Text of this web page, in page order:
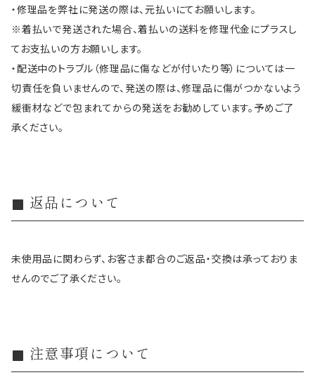
・修理品を弊社に発送の際は、元払いにてお願いします。
※着払いで発送された場合、着払いの送料を修理代金にプラスし
てお支払いの方お願いします。
・配送中のトラブル（修理品に傷などが付いたり等）については一
切責任を負いませんので、発送の際は、修理品に傷がつかないよう
緩衝材などで包まれてからの発送をお勧めしています。予めご了
承ください。
返品について
未使用品に関わらず、お客さま都合のご返品・交換は承っておりま
せんのでご了承ください。
注意事項について